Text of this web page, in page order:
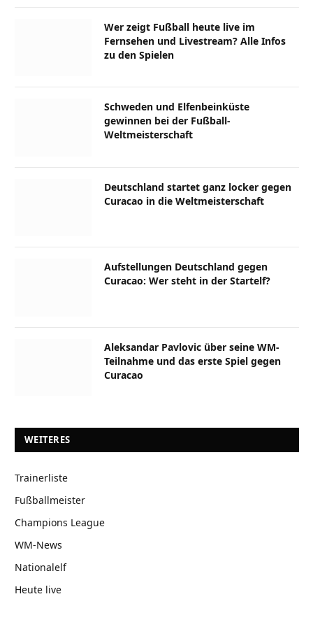
Wer zeigt Fußball heute live im
Fernsehen und Livestream? Alle Infos
zu den Spielen
Schweden und Elfenbeinküste
gewinnen bei der Fußball-
Weltmeisterschaft
Deutschland startet ganz locker gegen
Curacao in die Weltmeisterschaft
Aufstellungen Deutschland gegen
Curacao: Wer steht in der Startelf?
Aleksandar Pavlovic über seine WM-
Teilnahme und das erste Spiel gegen
Curacao
WEITERES
Trainerliste
Fußballmeister
Champions League
WM-News
Nationalelf
Heute live